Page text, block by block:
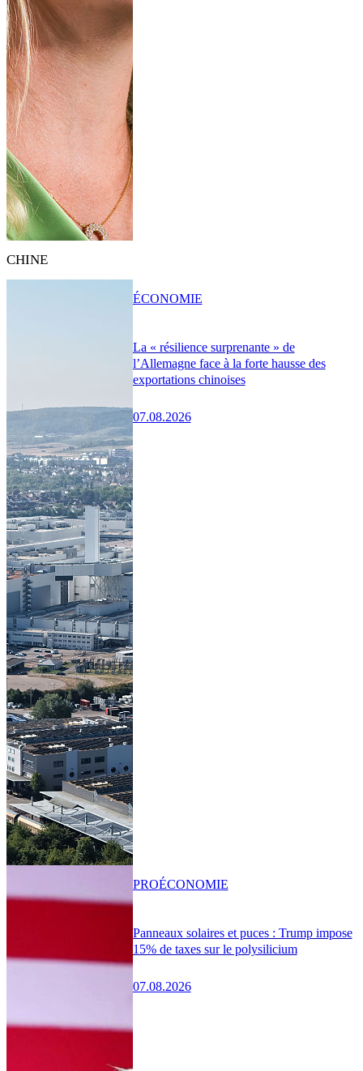
CHINE
La « résilience surprenante » de
l’Allemagne face à la forte hausse des
exportations chinoises
07.08.2026
ÉCONOMIE
Panneaux solaires et puces : Trump impose
15% de taxes sur le polysilicium
07.08.2026
PROÉCONOMIE